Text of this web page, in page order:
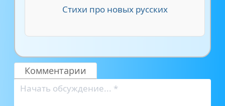
Стихи про новых русских
Комментарии